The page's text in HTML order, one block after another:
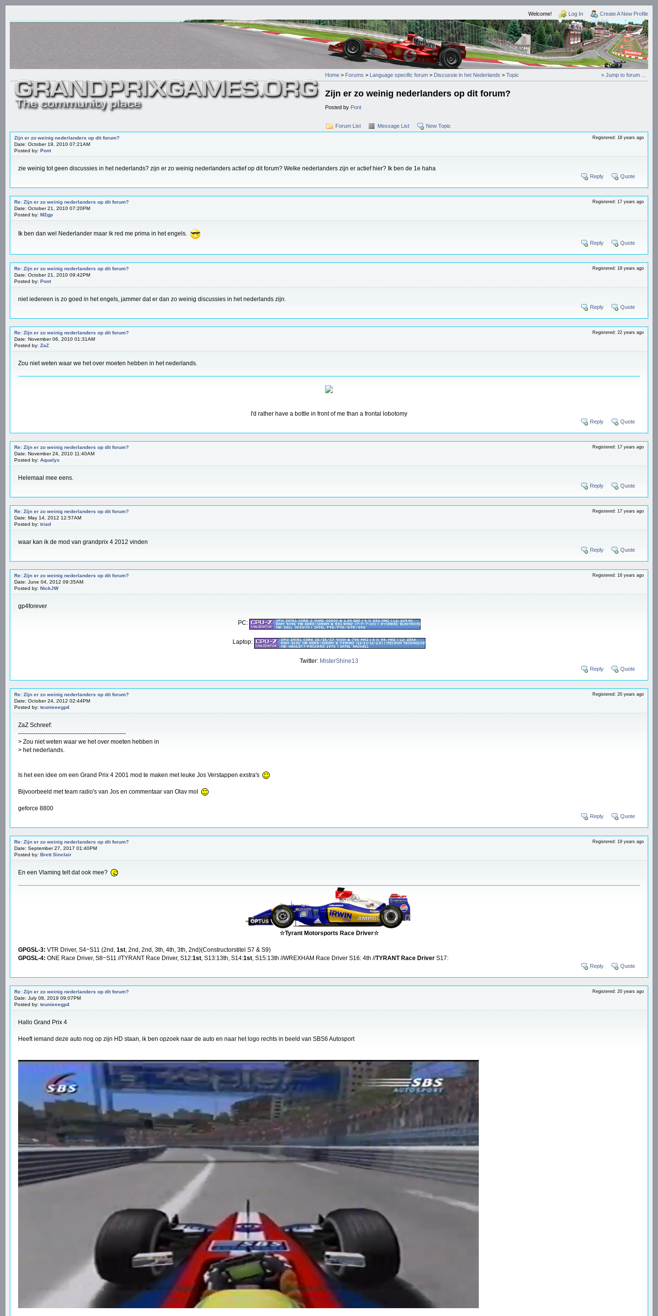
Welcome! Log In Create A New Profile
» Jump to forum ...
Home > Forums > Language specific forum > Discussie in het Nederlands > Topic
Zijn er zo weinig nederlanders op dit forum?
Posted by Pont
Forum List Message List New Topic
Zijn er zo weinig nederlanders op dit forum?
Date: October 19, 2010 07:21AM
Posted by: Pont
Registered: 18 years ago
zie weinig tot geen discussies in het nederlands? zijn er zo weinig nederlanders actief op dit forum? Welke nederlanders zijn er actief hier? Ik ben de 1e haha
Reply Quote
Re: Zijn er zo weinig nederlanders op dit forum?
Date: October 21, 2010 07:20PM
Posted by: M2gp
Registered: 17 years ago
Ik ben dan wel Nederlander maar ik red me prima in het engels.
Reply Quote
Re: Zijn er zo weinig nederlanders op dit forum?
Date: October 21, 2010 09:42PM
Posted by: Pont
Registered: 18 years ago
niet iedereen is zo goed in het engels, jammer dat er dan zo weinig discussies in het nederlands zijn.
Reply Quote
Re: Zijn er zo weinig nederlanders op dit forum?
Date: November 06, 2010 01:31AM
Posted by: ZaZ
Registered: 22 years ago
Zou niet weten waar we het over moeten hebben in het nederlands.
I'd rather have a bottle in front of me than a frontal lobotomy
Reply Quote
Re: Zijn er zo weinig nederlanders op dit forum?
Date: November 24, 2010 11:40AM
Posted by: Aqualyx
Registered: 17 years ago
Helemaal mee eens.
Reply Quote
Re: Zijn er zo weinig nederlanders op dit forum?
Date: May 14, 2012 12:57AM
Posted by: triad
Registered: 17 years ago
waar kan ik de mod van grandprix 4 2012 vinden
Reply Quote
Re: Zijn er zo weinig nederlanders op dit forum?
Date: June 04, 2012 09:35AM
Posted by: NickJW
Registered: 16 years ago
gp4forever
PC:
Laptop:
Twitter: MisterShine13
Reply Quote
Re: Zijn er zo weinig nederlanders op dit forum?
Date: October 24, 2012 02:44PM
Posted by: teunieeegp4
Registered: 20 years ago
ZaZ Schreef:
-------------------------------------------------------
> Zou niet weten waar we het over moeten hebben in
> het nederlands.
Is het een idee om een Grand Prix 4 2001 mod te maken met leuke Jos Verstappen exstra's
Bijvoorbeeld met team radio's van Jos en commentaar van Olav mol
geforce 8800
Reply Quote
Re: Zijn er zo weinig nederlanders op dit forum?
Date: September 27, 2017 01:40PM
Posted by: Brett Sinclair
Registered: 19 years ago
En een Vlaming telt dat ook mee?
☆Tyrant Motorsports Race Driver☆
GPGSL-3: VTR Driver, S4~S11 (2nd, 1st, 2nd, 2nd, 3th, 4th, 3th, 2nd)(Constructorstitel S7 & S9)
GPGSL-4: ONE Race Driver, S8~S11 //TYRANT Race Driver, S12:1st, S13:13th, S14:1st, S15:13th //WREXHAM Race Driver S16: 4th //TYRANT Race Driver S17:
Reply Quote
Re: Zijn er zo weinig nederlanders op dit forum?
Date: July 08, 2019 09:07PM
Posted by: teunieeegp4
Registered: 20 years ago
Hallo Grand Prix 4
Heeft iemand deze auto nog op zijn HD staan, ik ben opzoek naar de auto en naar het logo rechts in beeld van SBS6 Autosport